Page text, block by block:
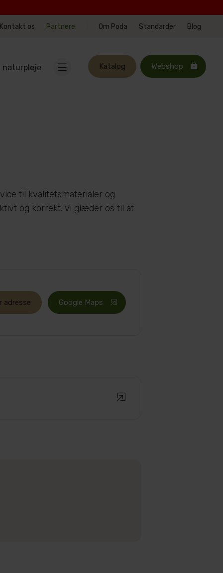
Kontakt os Partnere Om Poda Standarder Blog
naturpleje Katalog Webshop
til kvalitetsmaterialer og
og korrekt. Vi glæder os til at
adresse Google Maps